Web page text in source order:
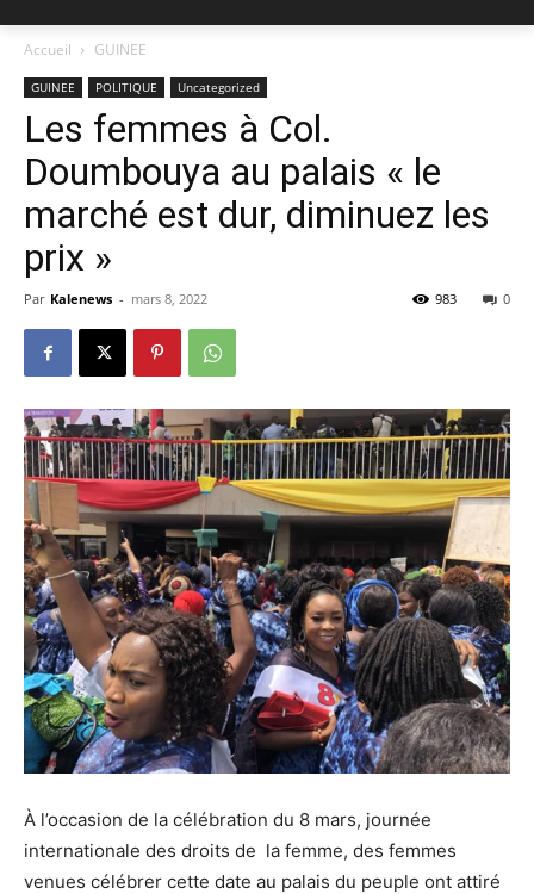
Accueil GUINEE
GUINEE POLITIQUE Uncategorized
Les femmes à Col.
Doumbouya au palais « le
marché est dur, diminuez les
prix »
Par Kalenews - mars 8, 2022 0
983
À l’occasion de la célébration du 8 mars, journée
internationale des droits de la femme, des femmes
venues célébrer cette date au palais du peuple ont attiré